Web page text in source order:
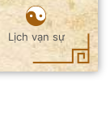
Lịch vạn sự